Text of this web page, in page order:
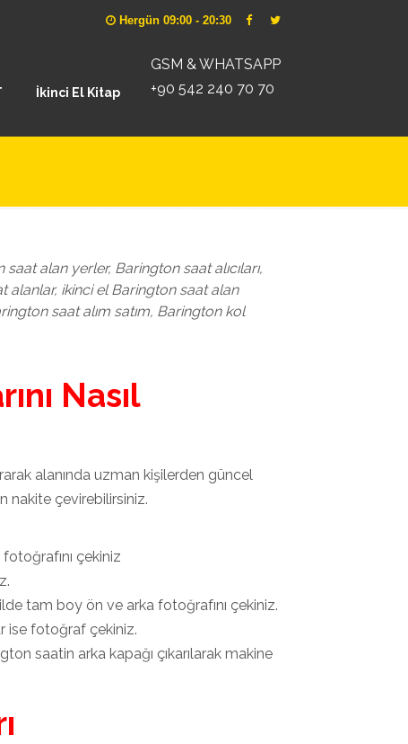
Hergün 09:00 - 20:30
GSM & WHATSAPP
+90 542 240 70 70
İkinci El Kitap
alan yerler, Barington saat alıcıları,
alanlar, ikinci el Barington saat alan
saat alım satım, Barington kol
Nasıl
alanında uzman kişilerden güncel
nakite çevirebilirsiniz.
çekiniz
tam boy ön ve arka fotoğrafını çekiniz.
ise fotoğraf çekiniz.
saatin arka kapağı çıkarılarak makine